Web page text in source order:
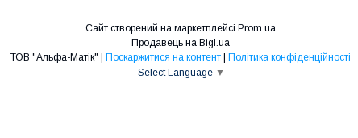
Сайт створений на маркетплейсі Prom.ua
Продавець на Bigl.ua
Поскаржитися на контент
Політика конфіденційності
Select Language ▼